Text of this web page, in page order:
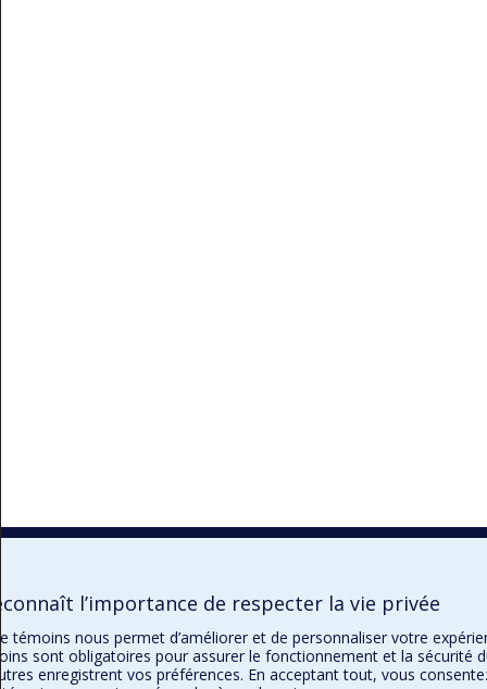
l’importance de respecter la vie privée
témoins nous permet d’améliorer et de personnaliser votre
sont obligatoires pour assurer le fonctionnement et la sécurité
enregistrent vos préférences. En acceptant tout, vous